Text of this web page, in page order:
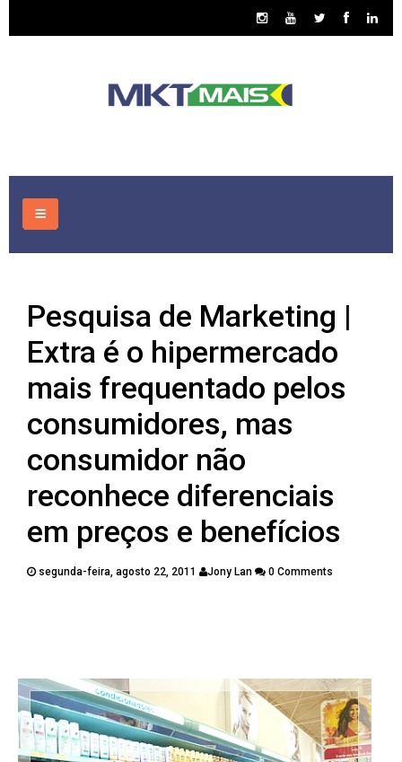
CONSULTORIA
ASSUNTOS
PUBLICAÇÕES
Pesquisa de Marketing |
Extra é o hipermercado
mais frequentado pelos
consumidores, mas
consumidor não
reconhece diferenciais
em preços e benefícios
segunda-feira, agosto 22, 2011 Jony Lan 0 Comments